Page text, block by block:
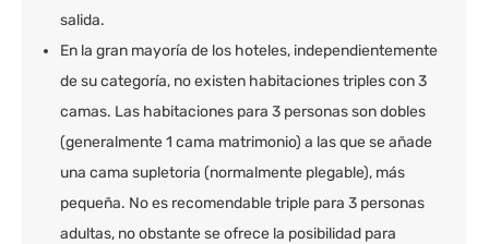
salida.
En la gran mayoría de los hoteles, independientemente
de su categoría, no existen habitaciones triples con 3
camas. Las habitaciones para 3 personas son dobles
(generalmente 1 cama matrimonio) a las que se añade
una cama supletoria (normalmente plegable), más
pequeña. No es recomendable triple para 3 personas
adultas, no obstante se ofrece la posibilidad para